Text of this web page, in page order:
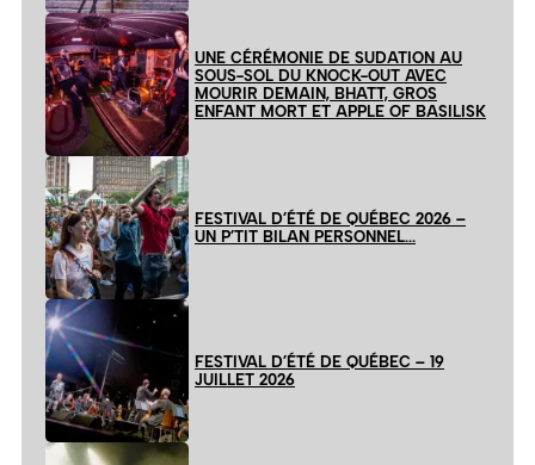
UNE CÉRÉMONIE DE SUDATION AU
SOUS-SOL DU KNOCK-OUT AVEC
MOURIR DEMAIN, BHATT, GROS
ENFANT MORT ET APPLE OF BASILISK
FESTIVAL D’ÉTÉ DE QUÉBEC 2026 –
UN P’TIT BILAN PERSONNEL…
FESTIVAL D’ÉTÉ DE QUÉBEC – 19
JUILLET 2026